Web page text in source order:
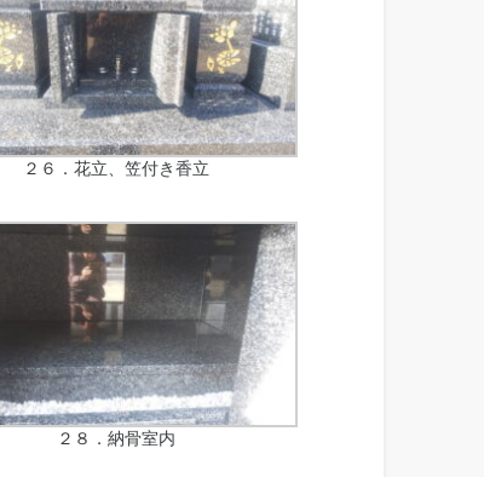
２６．花立、笠付き香立
２８．納骨室内